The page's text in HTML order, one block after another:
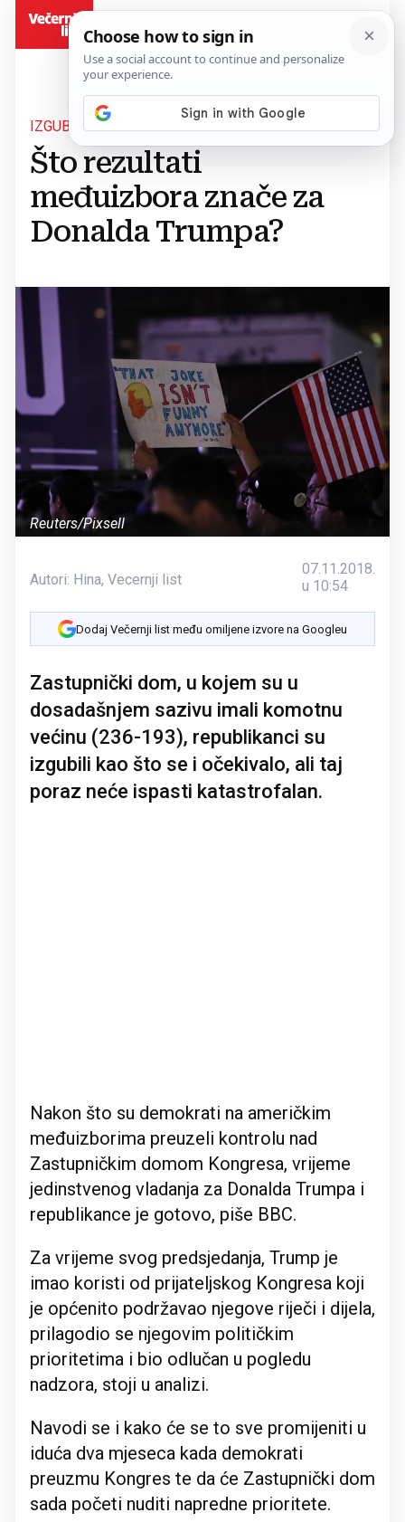
IZGUBIO ZASTUPNIČKI DOM
Što rezultati
međuizbora znače za
Donalda Trumpa?
Reuters/Pixsell
Autori: Hina, Vecernji list
07.11.2018.
u 10:54
Dodaj Večernji list među omiljene izvore na Googleu
Zastupnički dom, u kojem su u
dosadašnjem sazivu imali komotnu
većinu (236-193), republikanci su
izgubili kao što se i očekivalo, ali taj
poraz neće ispasti katastrofalan.
Nakon što su demokrati na američkim
međuizborima preuzeli kontrolu nad
Zastupničkim domom Kongresa, vrijeme
jedinstvenog vladanja za Donalda Trumpa i
republikance je gotovo, piše BBC.
Za vrijeme svog predsjedanja, Trump je
imao koristi od prijateljskog Kongresa koji
je općenito podržavao njegove riječi i dijela,
prilagodio se njegovim političkim
prioritetima i bio odlučan u pogledu
nadzora, stoji u analizi.
Navodi se i kako će se to sve promijeniti u
iduća dva mjeseca kada demokrati
preuzmu Kongres te da će Zastupnički dom
sada početi nuditi napredne prioritete.